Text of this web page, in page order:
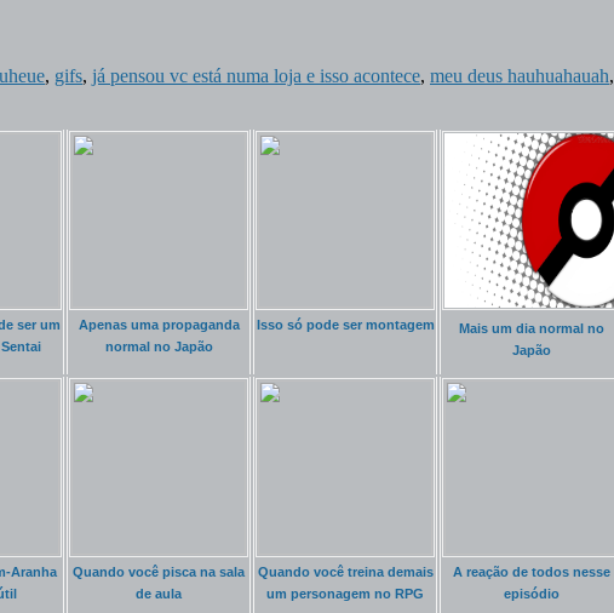
, gifs, já pensou vc está numa loja e isso acontece, meu deus hauhuahauah,
ser um
Apenas uma propaganda
normal no Japão
Isso só pode ser montagem
Mais um dia normal no
Japão
Aranha
Quando você pisca na sala
de aula
Quando você treina demais
um personagem no RPG
A reação de todos nesse
episódio